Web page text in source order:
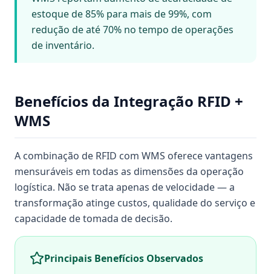
estoque de 85% para mais de 99%, com
redução de até 70% no tempo de operações
de inventário.
Benefícios da Integração RFID +
WMS
A combinação de RFID com WMS oferece vantagens
mensuráveis em todas as dimensões da operação
logística. Não se trata apenas de velocidade — a
transformação atinge custos, qualidade do serviço e
capacidade de tomada de decisão.
Principais Benefícios Observados